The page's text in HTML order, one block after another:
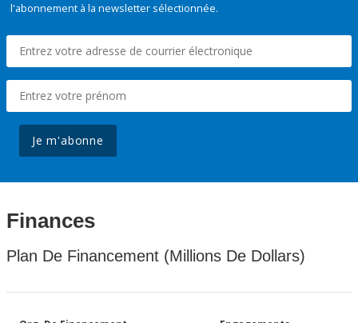
l'abonnement à la newsletter sélectionnée.
Je m'abonne
Finances
Plan De Financement (Millions De Dollars)